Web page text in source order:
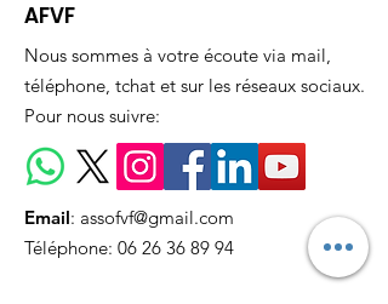
AFVF
Nous sommes à votre écoute via mail,
téléphone, tchat et sur les réseaux sociaux.
Pour nous suivre:
Email: assofvf@gmail.com
Téléphone: 06 26 36 89 94